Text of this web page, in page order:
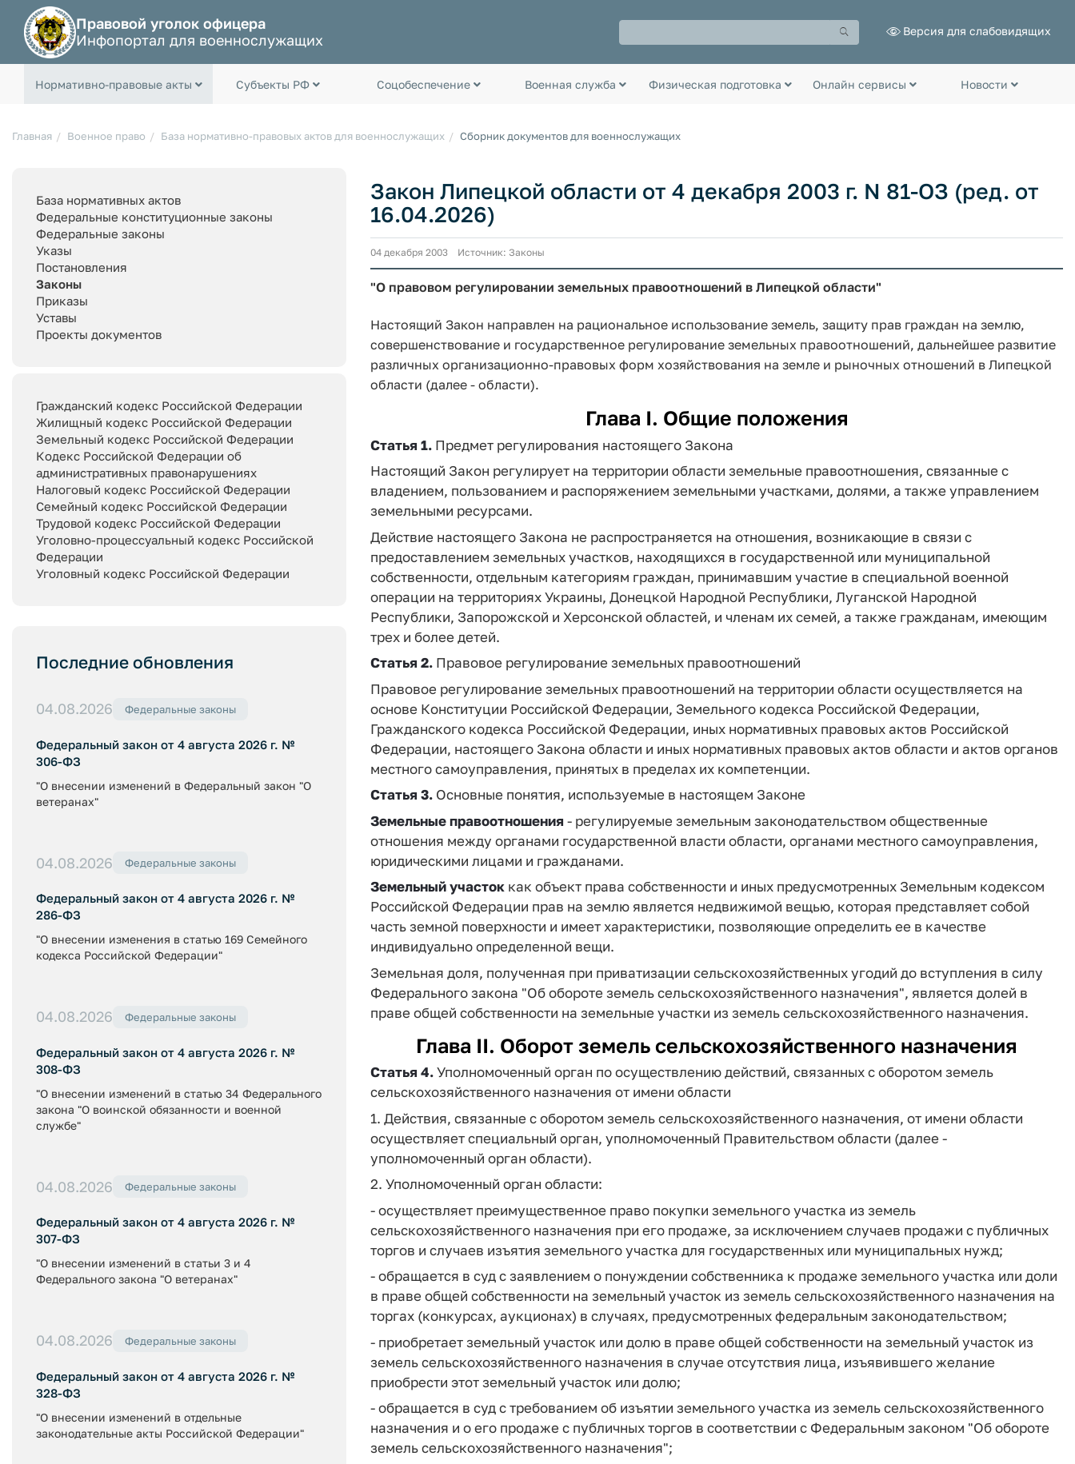
Правовой уголок офицера
Инфопортал для военнослужащих
Версия для слабовидящих
Нормативно-правовые акты Субъекты РФ Соцобеспечение Военная служба Физическая подготовка Онлайн сервисы Новости
Главная Военное право База нормативно-правовых актов для военнослужащих Сборник документов для военнослужащих
База нормативных актов
Федеральные конституционные законы
Федеральные законы
Указы
Постановления
Законы
Приказы
Уставы
Проекты документов
Гражданский кодекс Российской Федерации
Жилищный кодекс Российской Федерации
Земельный кодекс Российской Федерации
Кодекс Российской Федерации об
административных правонарушениях
Налоговый кодекс Российской Федерации
Семейный кодекс Российской Федерации
Трудовой кодекс Российской Федерации
Уголовно-процессуальный кодекс Российской
Федерации
Уголовный кодекс Российской Федерации
Последние обновления
04.08.2026 Федеральные законы
Федеральный закон от 4 августа 2026 г. №
306-ФЗ
"О внесении изменений в Федеральный закон "О
ветеранах"
04.08.2026 Федеральные законы
Федеральный закон от 4 августа 2026 г. №
286-ФЗ
"О внесении изменения в статью 169 Семейного
кодекса Российской Федерации"
04.08.2026 Федеральные законы
Федеральный закон от 4 августа 2026 г. №
308-ФЗ
"О внесении изменений в статью 34 Федерального
закона "О воинской обязанности и военной
службе"
04.08.2026 Федеральные законы
Федеральный закон от 4 августа 2026 г. №
307-ФЗ
"О внесении изменений в статьи 3 и 4
Федерального закона "О ветеранах"
04.08.2026 Федеральные законы
Федеральный закон от 4 августа 2026 г. №
328-ФЗ
"О внесении изменений в отдельные
законодательные акты Российской Федерации"
Закон Липецкой области от 4 декабря 2003 г. N 81-ОЗ (ред. от
16.04.2026)
04 декабря 2003 Источник: Законы
"О правовом регулировании земельных правоотношений в Липецкой области"
Настоящий Закон направлен на рациональное использование земель, защиту прав граждан на землю,
совершенствование и государственное регулирование земельных правоотношений, дальнейшее развитие
различных организационно-правовых форм хозяйствования на земле и рыночных отношений в Липецкой
области (далее - области).
Глава I. Общие положения
Статья 1. Предмет регулирования настоящего Закона
Настоящий Закон регулирует на территории области земельные правоотношения, связанные с
владением, пользованием и распоряжением земельными участками, долями, а также управлением
земельными ресурсами.
Действие настоящего Закона не распространяется на отношения, возникающие в связи с
предоставлением земельных участков, находящихся в государственной или муниципальной
собственности, отдельным категориям граждан, принимавшим участие в специальной военной
операции на территориях Украины, Донецкой Народной Республики, Луганской Народной
Республики, Запорожской и Херсонской областей, и членам их семей, а также гражданам, имеющим
трех и более детей.
Статья 2. Правовое регулирование земельных правоотношений
Правовое регулирование земельных правоотношений на территории области осуществляется на
основе Конституции Российской Федерации, Земельного кодекса Российской Федерации,
Гражданского кодекса Российской Федерации, иных нормативных правовых актов Российской
Федерации, настоящего Закона области и иных нормативных правовых актов области и актов органов
местного самоуправления, принятых в пределах их компетенции.
Статья 3. Основные понятия, используемые в настоящем Законе
Земельные правоотношения - регулируемые земельным законодательством общественные
отношения между органами государственной власти области, органами местного самоуправления,
юридическими лицами и гражданами.
Земельный участок как объект права собственности и иных предусмотренных Земельным кодексом
Российской Федерации прав на землю является недвижимой вещью, которая представляет собой
часть земной поверхности и имеет характеристики, позволяющие определить ее в качестве
индивидуально определенной вещи.
Земельная доля, полученная при приватизации сельскохозяйственных угодий до вступления в силу
Федерального закона "Об обороте земель сельскохозяйственного назначения", является долей в
праве общей собственности на земельные участки из земель сельскохозяйственного назначения.
Глава II. Оборот земель сельскохозяйственного назначения
Статья 4.Уполномоченный орган по осуществлению действий, связанных с оборотом земель
сельскохозяйственного назначения от имени области
1. Действия, связанные с оборотом земель сельскохозяйственного назначения, от имени области
осуществляет специальный орган, уполномоченный Правительством области (далее -
уполномоченный орган области).
2. Уполномоченный орган области:
- осуществляет преимущественное право покупки земельного участка из земель
сельскохозяйственного назначения при его продаже, за исключением случаев продажи с публичных
торгов и случаев изъятия земельного участка для государственных или муниципальных нужд;
- обращается в суд с заявлением о понуждении собственника к продаже земельного участка или доли
в праве общей собственности на земельный участок из земель сельскохозяйственного назначения на
торгах (конкурсах, аукционах) в случаях, предусмотренных федеральным законодательством;
- приобретает земельный участок или долю в праве общей собственности на земельный участок из
земель сельскохозяйственного назначения в случае отсутствия лица, изъявившего желание
приобрести этот земельный участок или долю;
- обращается в суд с требованием об изъятии земельного участка из земель сельскохозяйственного
назначения и о его продаже с публичных торгов в соответствии с Федеральным законом "Об обороте
земель сельскохозяйственного назначения";